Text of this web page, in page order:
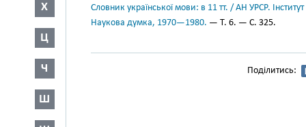
Х
Ц
Ч
Ш
Словник української мови: в 11 тт. / АН УРСР.
Наукова думка, 1970—1980. — Т. 6. — С. 325.
Поділитись: